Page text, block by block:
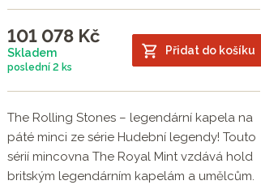
101 078 Kč
Skladem
poslední 2 ks
Přidat do košíku
The Rolling Stones – legendární kapela na
páté minci ze série Hudební legendy! Touto
sérií mincovna The Royal Mint vzdává hold
britským legendárním kapelám a umělcům.